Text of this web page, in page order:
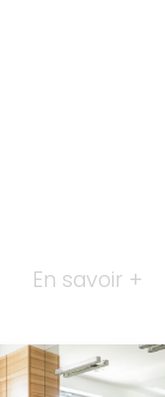
En savoir +